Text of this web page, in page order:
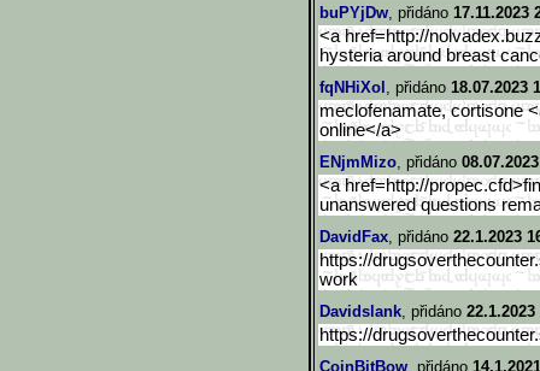
buPYjDw, přidáno 17.11.2023
<a href=http://
hysteria around breast
fqNHiXol , přidáno 18.07.2023
meclofenamate, cortisone
online</a>
ENjmMizo, přidáno
<a href=http://
unanswered questions
DavidFax, přidáno 22.1.2023
https://
work
Davidslank, přidáno 22.1.2023
https://
CoinBitBow, přidáno